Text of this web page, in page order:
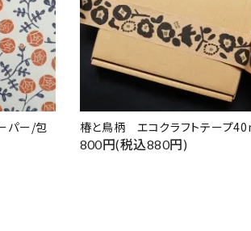
パー/包
椿と鳥柄 エコクラフトテープ
800円(税込880円)